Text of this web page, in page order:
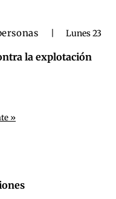
Lunes 23
la explotación
»